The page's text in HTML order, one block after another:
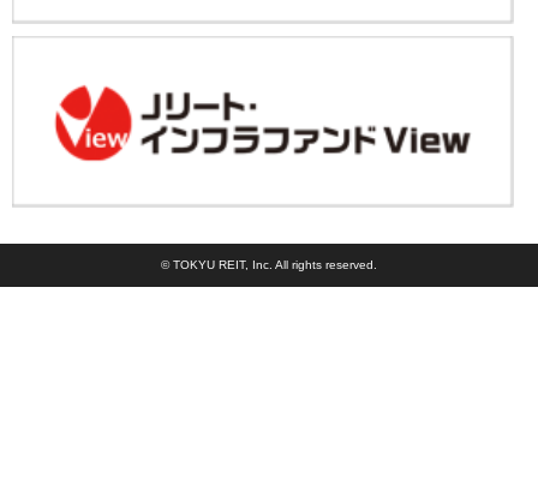
© TOKYU REIT, Inc. All rights reserved.